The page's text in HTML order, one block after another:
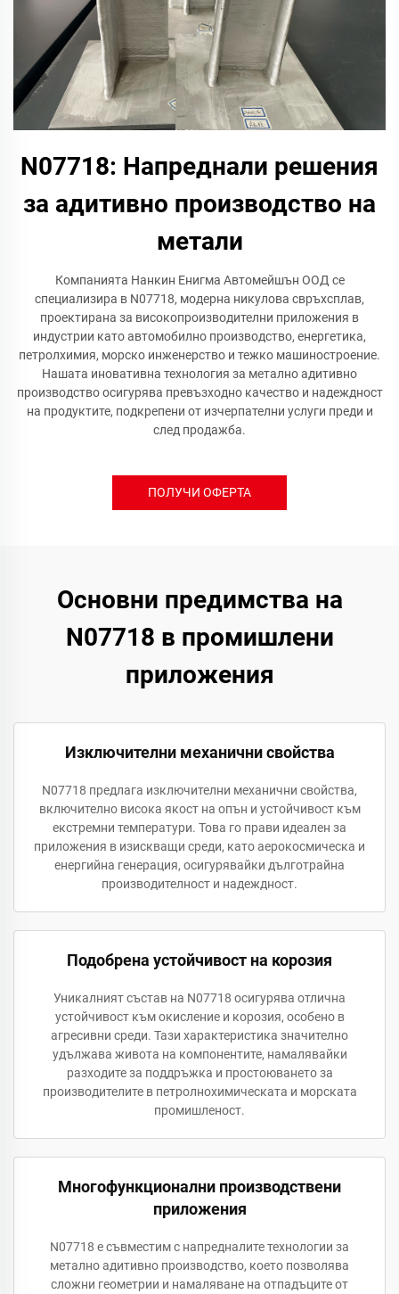
N07718: Напреднали решения
за адитивно производство на
метали
Компанията Нанкин Енигма Автомейшън ООД се
специализира в N07718, модерна никулова свръхсплав,
проектирана за високопроизводителни приложения в
индустрии като автомобилно производство, енергетика,
петролхимия, морско инженерство и тежко машиностроение.
Нашата иновативна технология за метално адитивно
производство осигурява превъзходно качество и надеждност
на продуктите, подкрепени от изчерпателни услуги преди и
след продажба.
ПОЛУЧИ ОФЕРТА
Основни предимства на
N07718 в промишлени
приложения
Изключителни механични свойства
N07718 предлага изключителни механични свойства,
включително висока якост на опън и устойчивост към
екстремни температури. Това го прави идеален за
приложения в изискващи среди, като аерокосмическа и
енергийна генерация, осигурявайки дълготрайна
производителност и надеждност.
Подобрена устойчивост на корозия
Уникалният състав на N07718 осигурява отлична
устойчивост към окисление и корозия, особено в
агресивни среди. Тази характеристика значително
удължава живота на компонентите, намалявайки
разходите за поддръжка и простоюването за
производителите в петролнохимическата и морската
промишленост.
Многофункционални производствени
приложения
N07718 е съвместим с напредналите технологии за
метално адитивно производство, което позволява
сложни геометрии и намаляване на отпадъците от